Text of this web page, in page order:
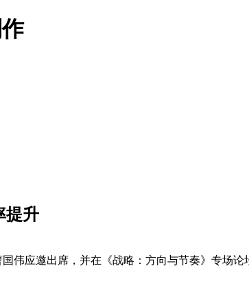
提升
应邀出席，并在《战略：方向与节奏》专场论